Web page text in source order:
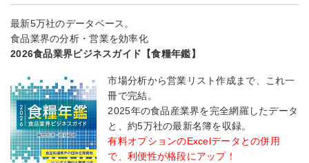
最新5万社のデータベース。
食品業界の分析・営業を効率化
2026食品業界ビジネスガイド【食糧年鑑】
市場分析から営業リスト作成まで、これ一
冊で完結。
2025年の食品産業界を完全網羅したデータ
と、約5万社の最新名簿を収録。
有料オプションのExcelデータとの併用
で、利便性が格段にアップ！